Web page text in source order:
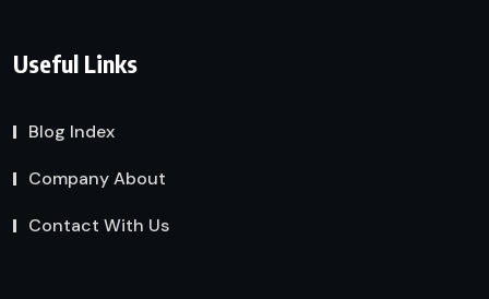
Useful Links
Blog Index
Company About
Contact With Us